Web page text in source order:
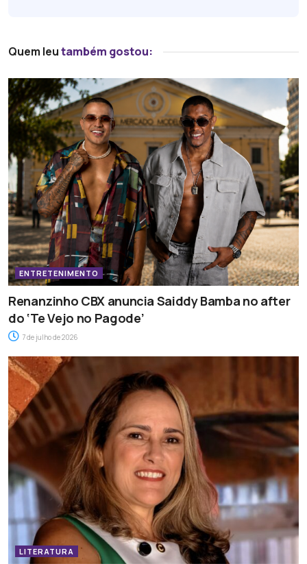
Quem leutambém gostou:
ENTRETENIMENTO
Renanzinho CBX anuncia Saiddy Bamba no after
do ‘Te Vejo no Pagode’
7 de julho de 2026
LITERATURA